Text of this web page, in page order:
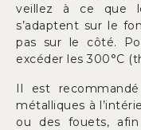
veillez à ce que
s’adaptent sur le
pas sur le côté.
excéder les 300°C
Il est
métalliques à
ou des fouets, afin